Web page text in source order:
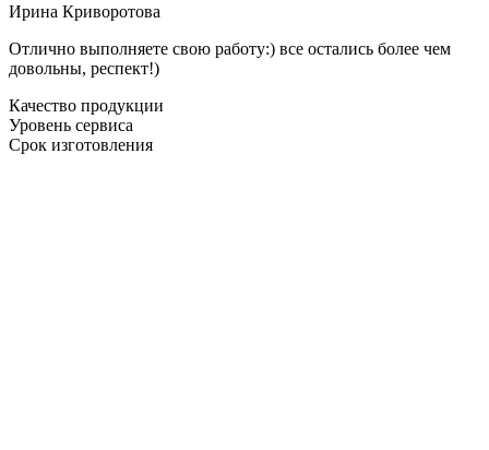
Ирина Криворотова
Отлично выполняете свою работу:) все остались более чем
довольны, респект!)
Качество продукции
Уровень сервиса
Срок изготовления